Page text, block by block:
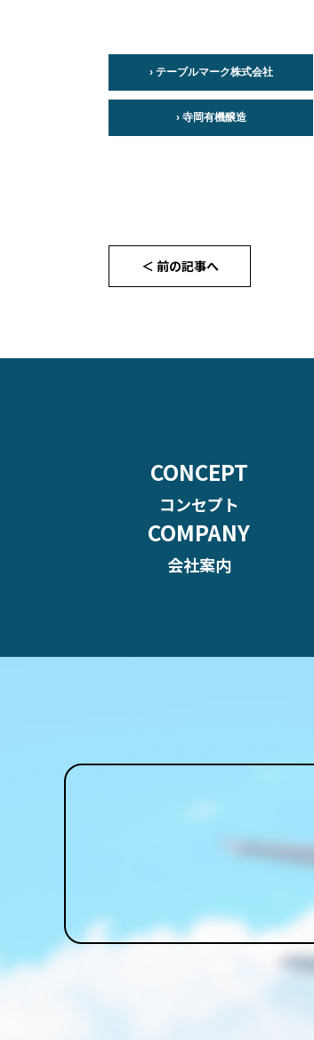
› テーブルマーク株式会社
› 寺岡有機醸造
＜ 前の記事へ
CONCEPT
コンセプト
COMPANY
会社案内